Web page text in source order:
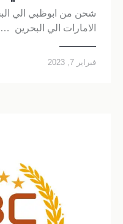
شحن من ابوظبي الي
الامارات الي البحرين …
فبراير 7, 2023